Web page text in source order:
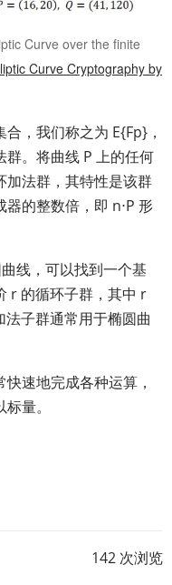
Curve over the finite
Curve Cryptography by
，我们称之为 E{Fp}，
。将曲线 P 上的任何
加法群，其特性是该群
的整数倍，即 n⋅P 形
线，可以找到一个基
r 的循环子群，其中 r
子群通常用于椭圆曲
速地完成各种运算，
量。
142 次浏览